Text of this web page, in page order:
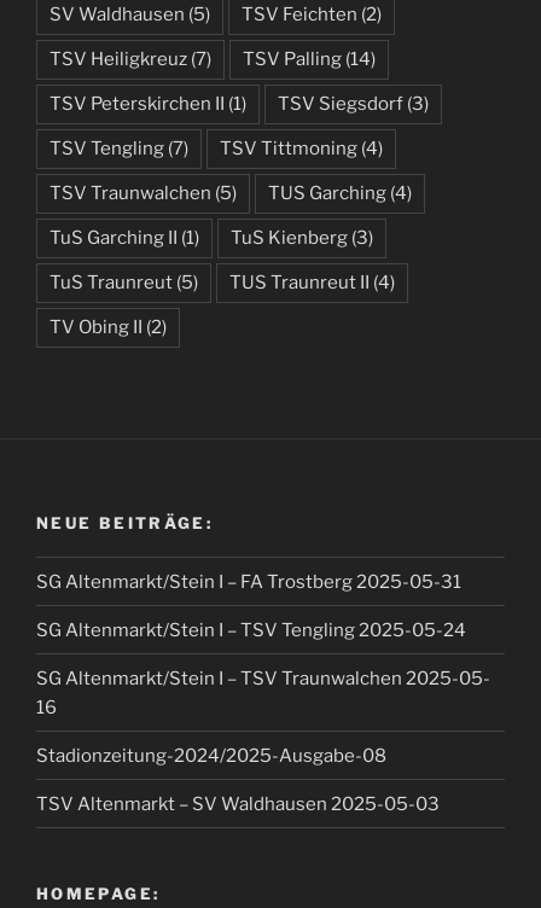
SV Waldhausen (5) TSV Feichten (2)
TSV Heiligkreuz (7) TSV Palling (14)
TSV Peterskirchen II (1) TSV Siegsdorf (3)
TSV Tengling (7) TSV Tittmoning (4)
TSV Traunwalchen (5) TUS Garching (4)
TuS Garching II (1) TuS Kienberg (3)
TuS Traunreut (5) TUS Traunreut II (4)
TV Obing II (2)
NEUE BEITRÄGE:
SG Altenmarkt/Stein I – FA Trostberg 2025-05-31
SG Altenmarkt/Stein I – TSV Tengling 2025-05-24
SG Altenmarkt/Stein I – TSV Traunwalchen 2025-05-
16
Stadionzeitung-2024/2025-Ausgabe-08
TSV Altenmarkt – SV Waldhausen 2025-05-03
HOMEPAGE: